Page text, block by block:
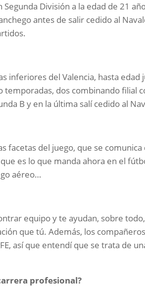
División a la edad de 21
antes de salir cedido al
inferiores del Valencia, hasta edad
dos combinando filial
B y en la última salí cedido al
facetas del juego, que se comunica
es lo que manda ahora en el
aéreo…
equipo y te ayudan, sobre
que tú. Además, los
así que entendí que se trata de
profesional?